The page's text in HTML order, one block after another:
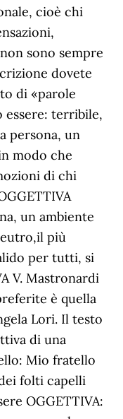
cioè chi
sono sempre
dovete
di «parole
essere: terribile,
persona, un
modo che
di chi
un ambiente
più
per tutti, si
V. Mastronardi
è quella
Lori. Il testo
di una
Mio fratello
folti capelli
OGGETTIVA: